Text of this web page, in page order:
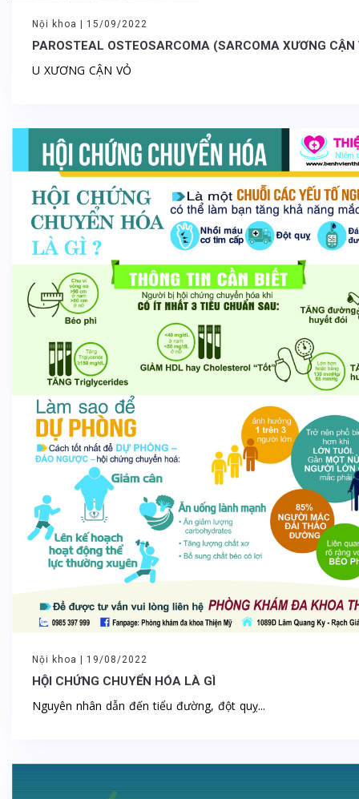
Nội khoa | 15/09/2022
PAROSTEAL OSTEOSARCOMA (SARCOMA XƯƠNG CẬN
U XƯƠNG CẬN VỎ
Nội khoa | 19/08/2022
HỘI CHỨNG CHUYỂN HÓA LÀ GÌ
Nguyên nhân dẫn đến tiểu đường, đột quỵ...